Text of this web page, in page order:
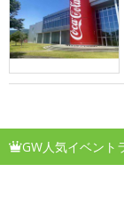
GW人気イベント